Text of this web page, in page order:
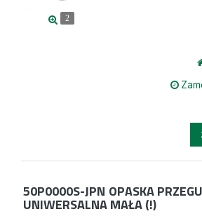
2
50P0000S-JPN OPASKA
UNIWERSALNA MAŁA (!)